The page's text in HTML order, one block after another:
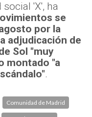
social 'X', ha
se
por la
adjudicación de
Sol "muy
montado "a
.
Comunidad de Madrid